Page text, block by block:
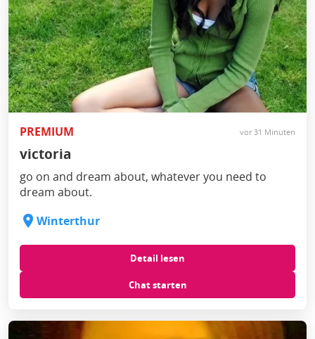
PREMIUM vor 31 Minuten
victoria
go on and dream about, whatever you need to
dream about.
Winterthur
Detail lesen
Chat starten